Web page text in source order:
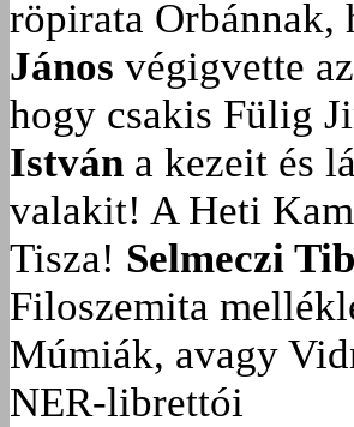
röpirata Orbánnak,
János végigvette
hogy csakis Fülig
István a kezeit és
valakit! A Heti
Tisza! Selmeczi
Filoszemita
Múmiák, avagy
NER-librettói